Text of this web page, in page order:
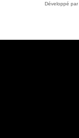
Développé par